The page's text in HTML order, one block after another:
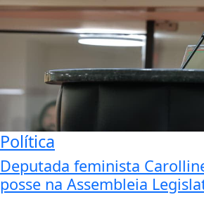
Política
Deputada feminista
posse na Assembleia